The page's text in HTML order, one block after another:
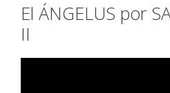
El ÁNGELUS por
II